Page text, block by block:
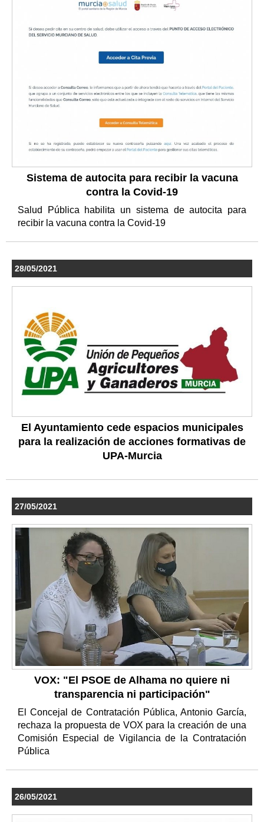
Sistema de autocita para recibir la vacuna
contra la Covid-19
Salud Pública habilita un sistema de autocita para
recibir la vacuna contra la Covid-19
28/05/2021
El Ayuntamiento cede espacios municipales
para la realización de acciones formativas de
UPA-Murcia
27/05/2021
VOX: "El PSOE de Alhama no quiere ni
transparencia ni participación"
El Concejal de Contratación Pública, Antonio García,
rechaza la propuesta de VOX para la creación de una
Comisión Especial de Vigilancia de la Contratación
Pública
26/05/2021